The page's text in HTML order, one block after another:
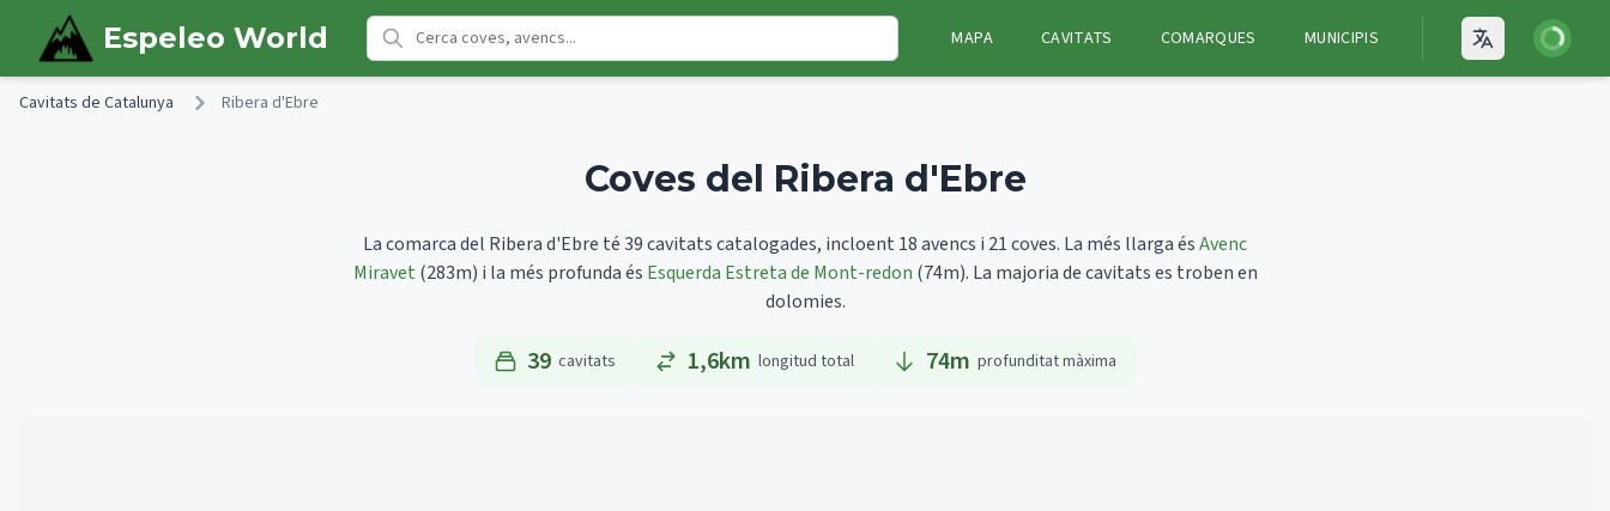
Skip to main content
Espeleo World MAPA CAVITATS COMARQUES MUNICIPIS Open
Iniciar
Cavitats de Catalunya Ribera d'Ebre
Coves del Ribera d'Ebre
La comarca del Ribera d'Ebre té 39 cavitats catalogades, incloent 18 avencs i 21 coves. La més llarga ésAvenc
Miravet (283m) i la més profunda és Esquerda Estreta de Mont-redon (74m). La majoria de cavitats es troben en
dolomies.
39 cavitats 1,6km longitud total 74m profunditat màxima